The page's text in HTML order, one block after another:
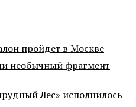
пройдет в Москве
необычный фрагмент
Лес» исполнилось